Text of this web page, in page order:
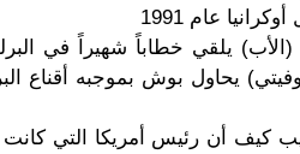
عام 1991
يلقي خطاباً شهيراً في
يحاول بوش بموجبه أقناع
كيف أن رئيس أمريكا التي كانت